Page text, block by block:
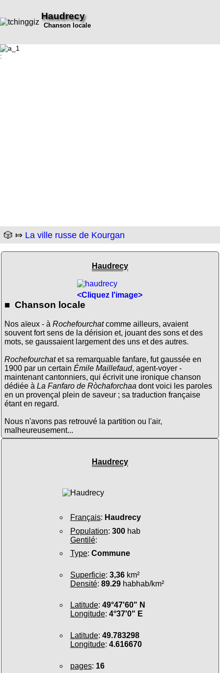
Haudrecy
Chanson locale
:
🎲 ⤇ La ville russe de Kourgan
Haudrecy
<Cliquez l'image>
■ Chanson locale
Nos aïeux - à Rochefourchatcomme ailleurs, avaient
souvent fort sens de la dérision et, jouant des sons et des
mots, se gaussaient largement des uns et des autres.
Rochefourchatet sa remarquable fanfare, fut gaussée en
1900 par un certain Émile Maillefaud, agent-voyer -
maintenant cantonniers, qui écrivit une ironique chanson
dédiée à La Fanfaro de Ròchaforchaa dont voici les paroles
en un provençal plein de saveur ; sa traduction française
étant en regard.
Nous n'avons pas retrouvé la partition ou l'air,
malheureusement...
Haudrecy
Français: Haudrecy
Population: 300hab
Gentilé:
Type: Commune
Superficie: 3,36km²
Densité: 89.29habhab/km²
Latitude: 49°47'60" N
Longitude: 4°37'0" E
Latitude: 49.783298
Longitude: 4.616670
pages: 16